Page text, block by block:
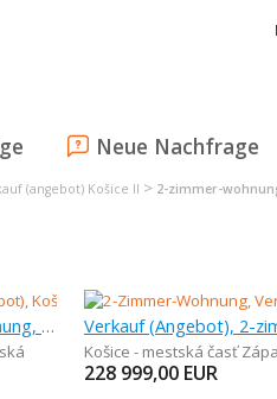
Neue Nachfrage
(angebot) Košice II > 2-zimmer-
Verkauf (Angebot), 2-zimmer-wohnung, 52 m
Košice - mestská časť
228 999,00 EUR